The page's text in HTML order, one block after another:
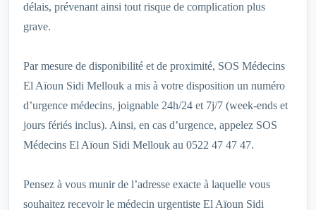
délais, prévenant ainsi tout risque de complication plus
grave.
Par mesure de disponibilité et de proximité, SOS Médecins
El Aïoun Sidi Mellouk a mis à votre disposition un numéro
d’urgence médecins, joignable 24h/24 et 7j/7 (week-ends et
jours fériés inclus). Ainsi, en cas d’urgence, appelez SOS
Médecins El Aïoun Sidi Mellouk au 0522 47 47 47.
Pensez à vous munir de l’adresse exacte à laquelle vous
souhaitez recevoir le médecin urgentiste El Aïoun Sidi